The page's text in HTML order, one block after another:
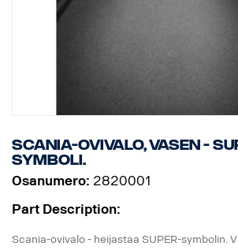
Scania-ovivalo, vasen -
symboli.
Osanumero: 2820001
Part Description:
Scania-ovivalo - heijastaa SUPER-symbolin.